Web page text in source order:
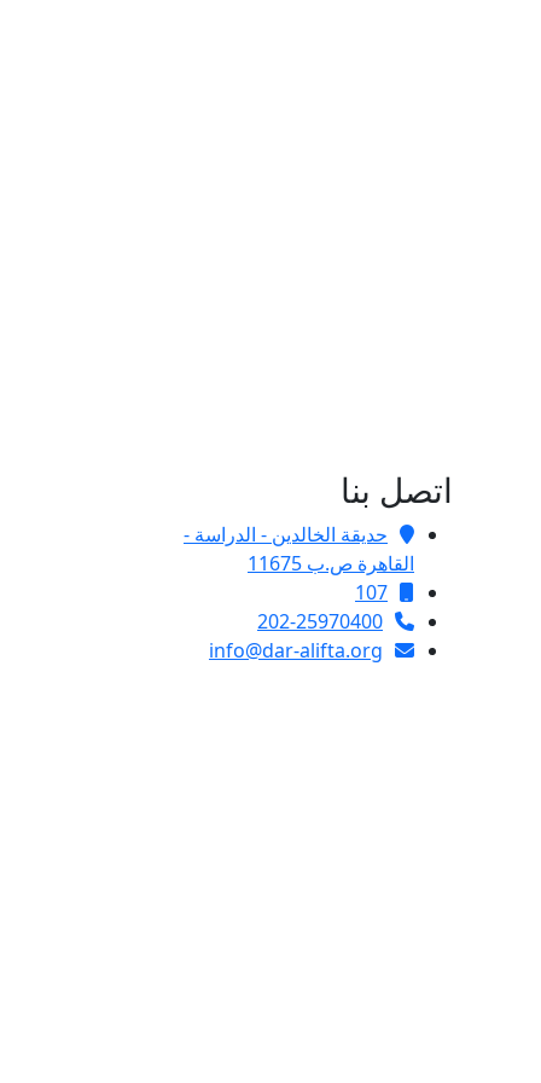
اتصل بنا
حديقة الخالدين - الدراسة -
القاهرة ص.ب 11675
107
202-25970400
info@dar-alifta.org